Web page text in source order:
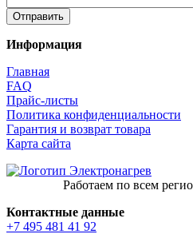
Информация
Главная
FAQ
Прайс-листы
Политика конфиденциальности
Гарантия и возврат товара
Карта сайта
Работаем по всем
Контактные данные
+7 495 481 41 92